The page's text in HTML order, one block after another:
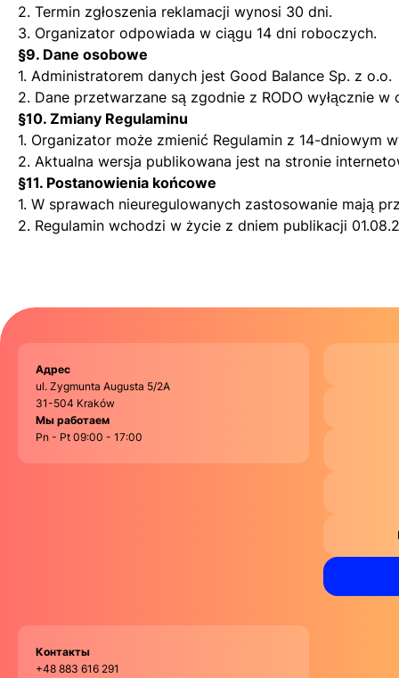
2. Termin zgłoszenia reklamacji wynosi 30 dni.
3. Organizator odpowiada w ciągu 14 dni roboczych.
§9. Dane osobowe
1. Administratorem danych jest Good Balance Sp. z o.o.
2. Dane przetwarzane są zgodnie z RODO wyłącznie w
§10. Zmiany Regulaminu
1. Organizator może zmienić Regulamin z 14-dniowym
2. Aktualna wersja publikowana jest na stronie
§11. Postanowienia końcowe
1. W sprawach nieuregulowanych zastosowanie mają
2. Regulamin wchodzi w życie z dniem publikacji
Адрес
ul. Zygmunta Augusta 5/2A
31-504 Kraków
Мы работаем
Pn - Pt 09:00 - 17:00
Контакты
+48 883 616 291